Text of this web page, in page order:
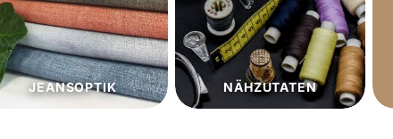
NÄHZUTATEN SCHNITTMUSTER